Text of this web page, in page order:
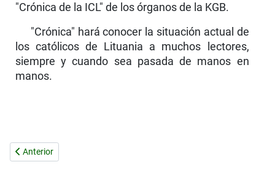
"Crónica de la ICL" de los órganos de la KGB.
"Crónica" hará conocer la situación actual de
los católicos de Lituania a muchos lectores,
siempre y cuando sea pasada de manos en
manos.
Artículo anterior: Versos en honor del P. Zdebskis
Anterior